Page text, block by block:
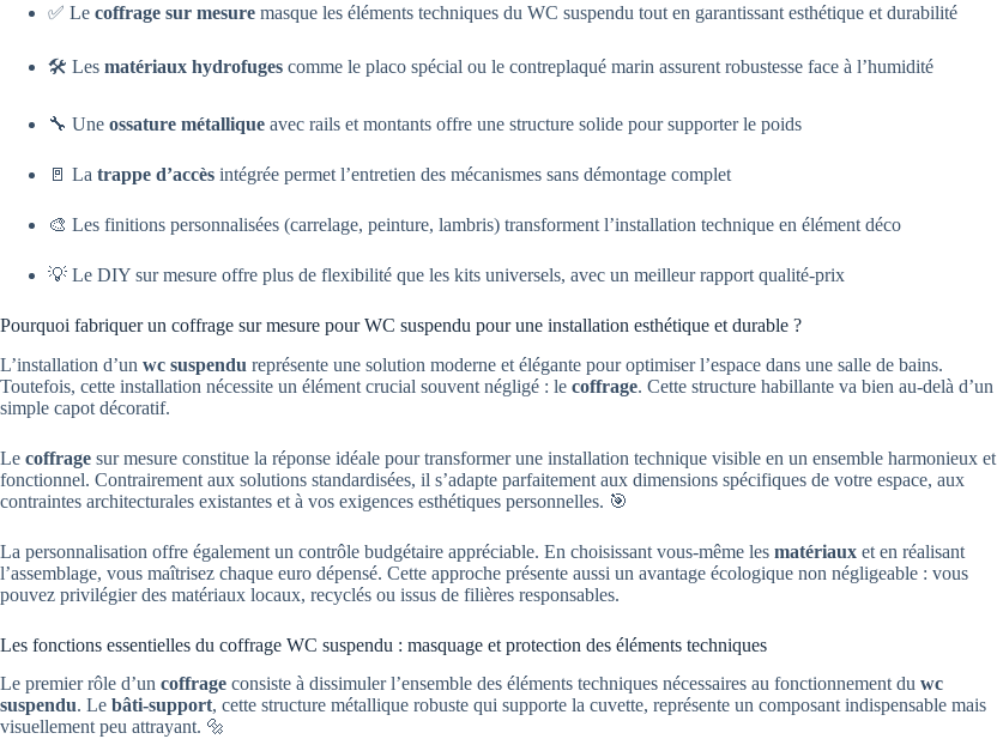
✅ Le coffrage sur mesure masque les éléments techniques du WC suspendu tout en garantissant esthétique et durabilité
🛠️ Les matériaux hydrofuges comme le placo spécial ou le contreplaqué marin assurent robustesse face à l’humidité
🔧 Une ossature métallique avec rails et montants offre une structure solide pour supporter le poids
🚪 La trappe d’accès intégrée permet l’entretien des mécanismes sans démontage complet
🎨 Les finitions personnalisées (carrelage, peinture, lambris) transforment l’installation technique en élément déco
💡 Le DIY sur mesure offre plus de flexibilité que les kits universels, avec un meilleur rapport qualité-prix
Pourquoi fabriquer un coffrage sur mesure pour WC suspendu pour une installation esthétique et durable ?
L’installation d’un wc suspendu représente une solution moderne et élégante pour optimiser l’espace dans une salle de bains.
Toutefois, cette installation nécessite un élément crucial souvent négligé : le coffrage. Cette structure habillante va bien au-delà d’un
simple capot décoratif.
Le coffrage sur mesure constitue la réponse idéale pour transformer une installation technique visible en un ensemble harmonieux et
fonctionnel. Contrairement aux solutions standardisées, il s’adapte parfaitement aux dimensions spécifiques de votre espace, aux
contraintes architecturales existantes et à vos exigences esthétiques personnelles. 🎯
La personnalisation offre également un contrôle budgétaire appréciable. En choisissant vous-même les matériaux et en réalisant
l’assemblage, vous maîtrisez chaque euro dépensé. Cette approche présente aussi un avantage écologique non négligeable : vous
pouvez privilégier des matériaux locaux, recyclés ou issus de filières responsables.
Les fonctions essentielles du coffrage WC suspendu : masquage et protection des éléments techniques
Le premier rôle d’un coffrage consiste à dissimuler l’ensemble des éléments techniques nécessaires au fonctionnement du wc
suspendu. Le bâti-support, cette structure métallique robuste qui supporte la cuvette, représente un composant indispensable mais
visuellement peu attrayant. 🔩